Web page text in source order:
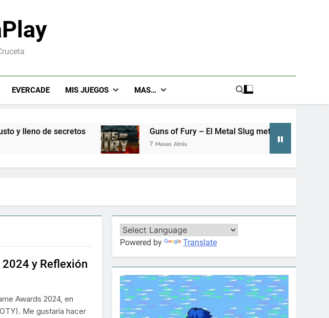
EVERCADE MIS JUEGOS MAS…
Guns of Fury – El Metal Slug metroidvania que no sabías que
7 Meses Atrás
2024 y Reflexión
Awards 2024, en
Me gustaría hacer
Powered by Translate